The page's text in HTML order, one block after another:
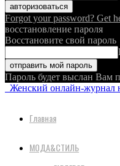
Forgot your password? Get
восстановление пароля
Восстановите свой пароль
Пароль будет выслан Вам
Женский онлайн-журнал
Главная
МОДА&СТИЛЬ